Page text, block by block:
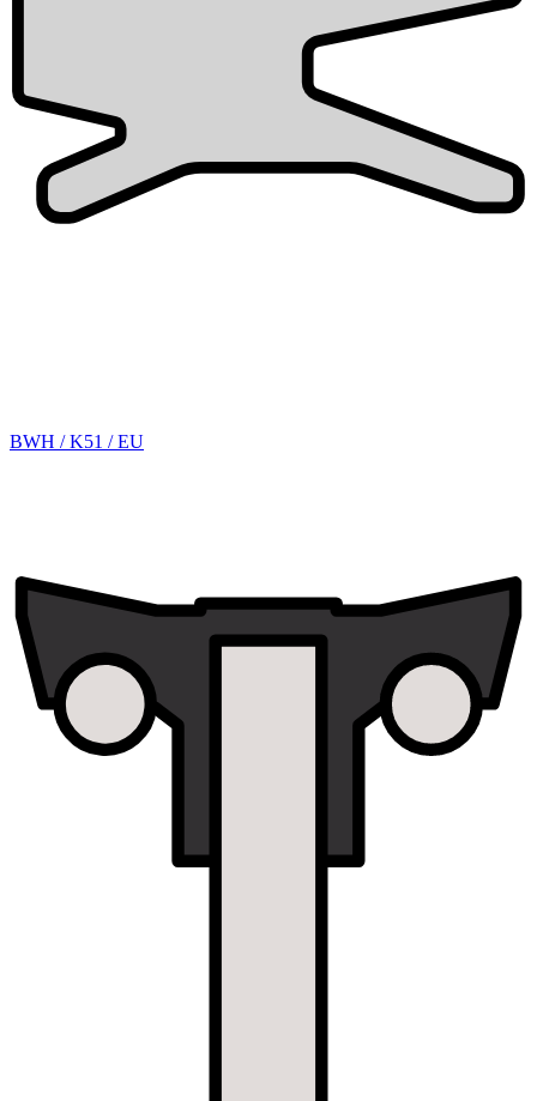
BWH / K51 / EU